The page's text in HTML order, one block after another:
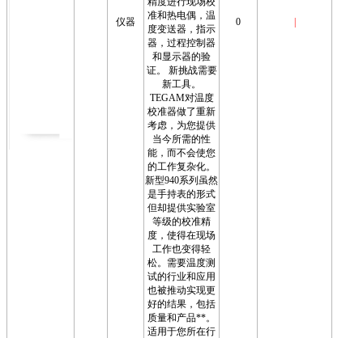
仪器
准和热电偶，温
度变送器，指示
器，过程控制器
和显示器的验
证。 新挑战需要
新工具。
TEGAM对温度
校准器做了重新
考虑，为您提供
当今所需的性
能，而不会使您
的工作复杂化。
新型940系列虽然
是手持表的形式
但却提供实验室
等级的校准精
度，使得在现场
工作也变得轻
松。需要温度测
试的行业和应用
也被推动实现更
好的结果，包括
质量和产品**。
适用于您所在行
0 |